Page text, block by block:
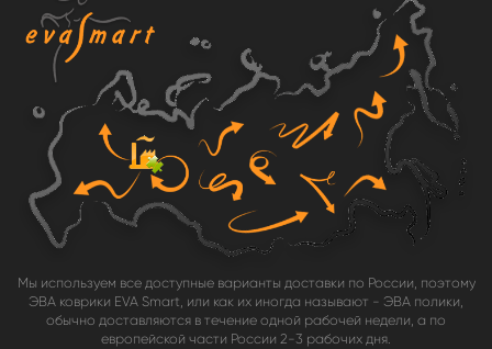
Мы используем все доступные варианты доставки по России, поэтому
ЭВА коврики EVA Smart, или как их иногда называют - ЭВА полики,
обычно доставляются в течение одной рабочей недели, а по
европейской части России 2-3 рабочих дня.